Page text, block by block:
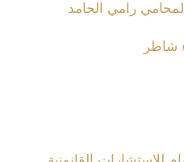
رامي الحامد
شاطر